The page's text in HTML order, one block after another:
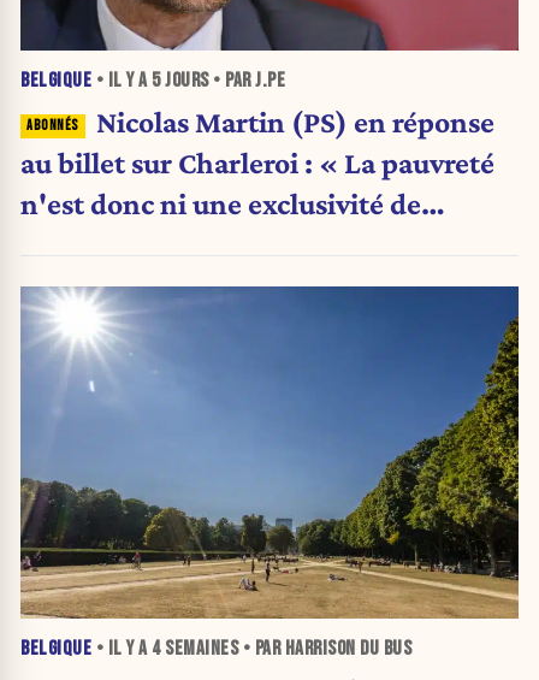
BELGIQUE • IL Y A 5 JOURS• PAR J.PE
Nicolas Martin (PS) en réponse
au billet sur Charleroi : « La pauvreté
n'est donc ni une exclusivité de
BELGIQUE • IL Y A 4 SEMAINES• PAR HARRISON DU BUS